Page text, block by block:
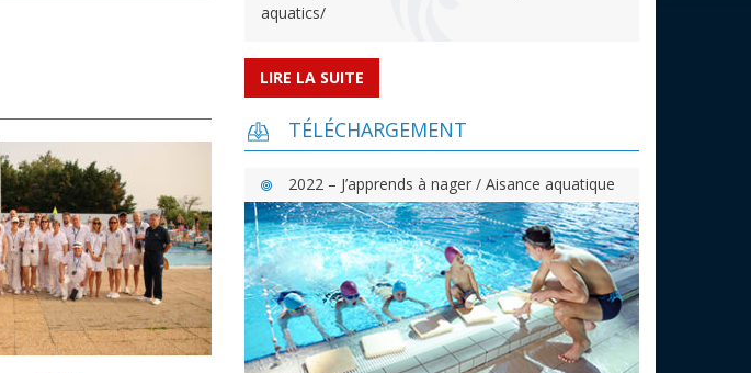
aquatics/
LIRE LA SUITE
TÉLÉCHARGEMENT
2022 – J’apprends à nager / Aisance aquatique